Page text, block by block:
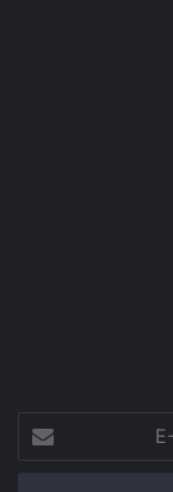
Posta
adresinizi